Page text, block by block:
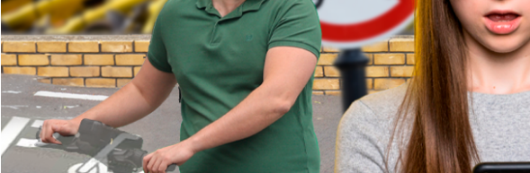
сервисов кикшеринга передвигается со скоростью не более 20 км/ч.